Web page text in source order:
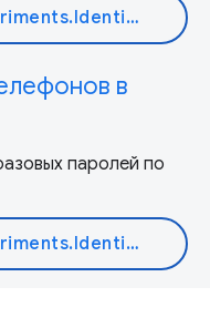
{% if dynamic_data.experiments.IdentityButtonTextFeature.button_variant == 'variant_a' %}Узнать больше{% else %}Читать документ{% endif %}
в
паролей по
{% if dynamic_data.experiments.IdentityButtonTextFeature.button_variant == 'variant_a' %}Узнать больше{% else %}Читать документ{% endif %}